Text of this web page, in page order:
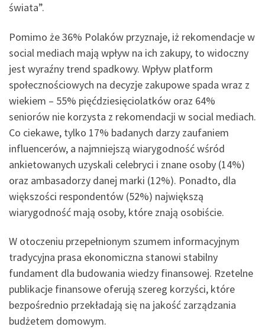
świata”.
Pomimo że 36% Polaków przyznaje, iż rekomendacje w
social mediach mają wpływ na ich zakupy, to widoczny
jest wyraźny trend spadkowy. Wpływ platform
społecznościowych na decyzje zakupowe spada wraz z
wiekiem – 55% pięćdziesięciolatków oraz 64%
seniorów nie korzysta z rekomendacji w social mediach.
Co ciekawe, tylko 17% badanych darzy zaufaniem
influencerów, a najmniejszą wiarygodność wśród
ankietowanych uzyskali celebryci i znane osoby (14%)
oraz ambasadorzy danej marki (12%). Ponadto, dla
większości respondentów (52%) największą
wiarygodność mają osoby, które znają osobiście.
W otoczeniu przepełnionym szumem informacyjnym
tradycyjna prasa ekonomiczna stanowi stabilny
fundament dla budowania wiedzy finansowej. Rzetelne
publikacje finansowe oferują szereg korzyści, które
bezpośrednio przekładają się na jakość zarządzania
budżetem domowym.